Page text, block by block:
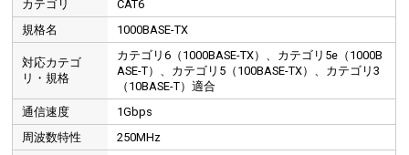
カテゴリ
CAT6
規格名
1000BASE-TX
対応カテゴ
リ・規格
カテゴリ6（1000BASE-TX）、カテゴリ5e（1000B
ASE-T）、カテゴリ5（100BASE-TX）、カテゴリ3
（10BASE-T）適合
通信速度
1Gbps
周波数特性
250MHz